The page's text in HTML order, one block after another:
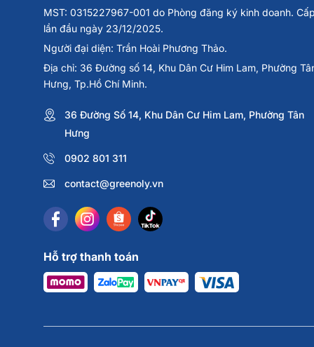
CLB, sân tập, cụm sân Pickleball
Giải phong trào, tập luyện thường xuyên
Người cần bóng bền – nảy tốt – giá hợp lý
Lưu ý:
Thực phẩm bảo vệ sức khỏe này không phải là
dụng tùy thuộc vào cơ địa từng người. Vui lòng đọc kỹ
dùng.
Greenoly cam kết cung cấp sản phẩm chính
📍 Địa chỉ: 36 Đường Số 14, Khu Đô Thị Him Lam,
📞Hotline tư vấn
: 0902 801 311
🌐 Website: greenoly.vn
MST: 0315227967-001 do Phòng đăng ký kinh doanh.
lần đầu ngày 23/12/2025.
Người đại diện: Trần Hoài Phương Thảo.
Địa chỉ: 36 Đường số 14, Khu Dân Cư Him Lam, Phường
Hưng, Tp.Hồ Chí Minh.
36 Đường Số 14, Khu Dân Cư Him Lam, Phường Tân
Hưng
0902 801 311
contact@greenoly.vn
Hỗ trợ thanh toán